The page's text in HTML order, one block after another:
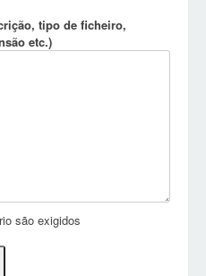
tipo de ficheiro,
etc.)
são exigidos